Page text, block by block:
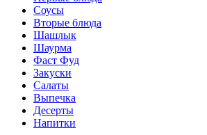
Соусы
Вторые блюда
Шашлык
Шаурма
Фаст Фуд
Закуски
Салаты
Выпечка
Десерты
Напитки